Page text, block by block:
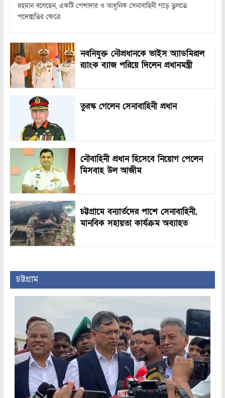
রহমান বলেছেন, একটি পেশাদার ও আধুনিক সেনাবাহিনী গড়ে তুলতে
পদোন্নতির ক্ষেত্রে
নবনিযুক্ত নৌপ্রধানকে ভাইস অ্যাডমিরাল
র‍্যাংক ব্যাজ পরিয়ে দিলেন প্রধানমন্ত্রী
তুরস্ক গেলেন সেনাবাহিনী প্রধান
নৌবাহিনী প্রধান হিসেবে নিয়োগ পেলেন
মিসবাহ উল আজীম
চট্টগ্রামে বন্যার্তদের পাশে সেনাবাহিনী,
মানবিক সহায়তা কার্যক্রম অব্যাহত
চট্টগ্রাম